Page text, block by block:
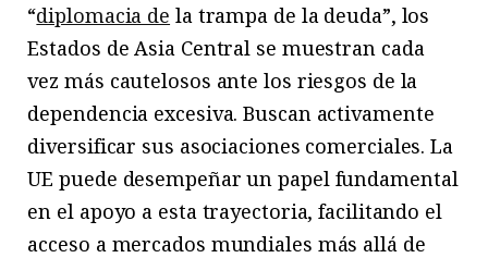
“diplomacia de la trampa de la deuda”, los
Estados de Asia Central se muestran cada
vez más cautelosos ante los riesgos de la
dependencia excesiva. Buscan activamente
diversificar sus asociaciones comerciales. La
UE puede desempeñar un papel fundamental
en el apoyo a esta trayectoria, facilitando el
acceso a mercados mundiales más allá de